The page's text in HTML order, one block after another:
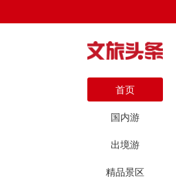
首页
国内游
出境游
精品景区